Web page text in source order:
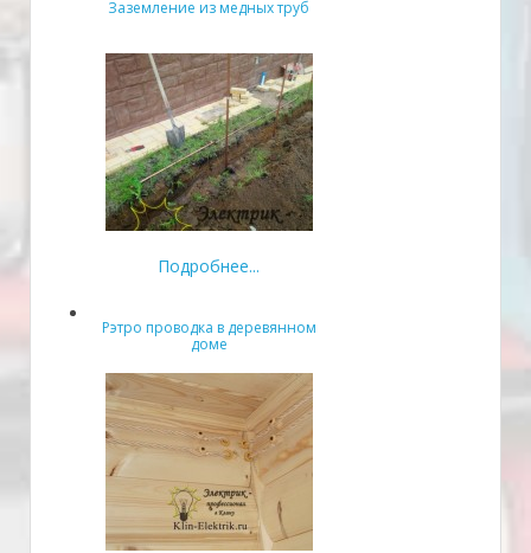
Заземление из медных труб
Подробнее...
Рэтро проводка в деревянном
доме